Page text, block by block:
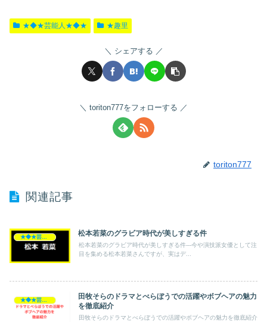
★◆★芸能人★◆★ ★趣里
シェアする
toriton777をフォローする
toriton777
関連記事
松本若菜のグラビア時代が美しすぎる件
松本若菜のグラビア時代が美しすぎる件---今や演技派女優として注
目を集める松本若菜さんですが、実はデ...
田牧そらのドラマとべらぼうでの活躍やボブヘアの魅力
を徹底紹介
田牧そらのドラマとべらぼうでの活躍やボブヘアの魅力を徹底紹介